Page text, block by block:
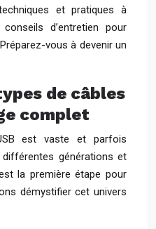
et pratiques à
d’entretien pour
vous à devenir un
de câbles
complet
est vaste et parfois
générations et
la première étape pour
démystifier cet univers